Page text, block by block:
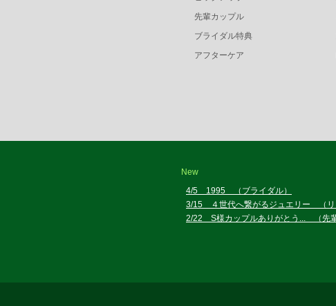
先輩カップル
ブライダル特典
アフターケア
New
4/5 1995 （ブライダル）
3/15 ４世代へ繋がるジュエリー （リ
2/22 S様カップルありがとう... （先輩